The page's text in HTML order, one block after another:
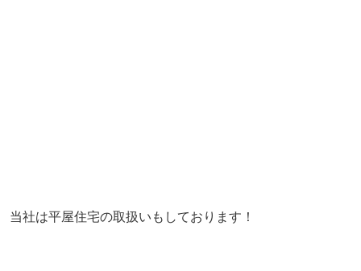
当社は平屋住宅の取扱いもしております！